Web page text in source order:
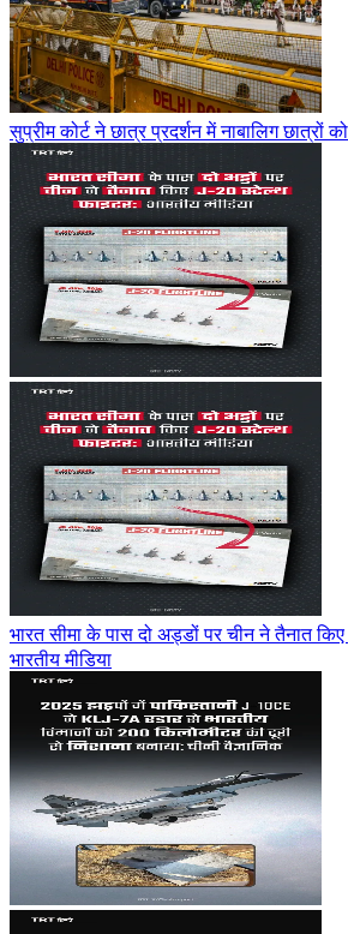
सुप्रीम कोर्ट ने छात्र प्रदर्शन में नाबालिग छात्रों
भारत सीमा के पास दो अड्डों पर चीन ने तैनात
भारतीय मीडिया